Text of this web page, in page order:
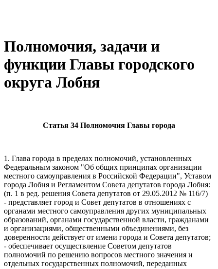
Полномочия, задачи и
функции Главы городского
округа Лобня
Статья 34 Полномочия Главы города
1. Глава города в пределах полномочий, установленных
Федеральным законом "Об общих принципах организации
местного самоуправления в Российской Федерации", Уставом
города Лобня и Регламентом Совета депутатов города Лобня:
(п. 1 в ред. решения Совета депутатов от 29.05.2012 № 116/7)
- представляет город и Совет депутатов в отношениях с
органами местного самоуправления других муниципальных
образований, органами государственной власти, гражданами
и организациями, общественными объединениями, без
доверенности действует от имени города и Совета депутатов;
- обеспечивает осуществление Советом депутатов
полномочий по решению вопросов местного значения и
отдельных государственных полномочий, переданных